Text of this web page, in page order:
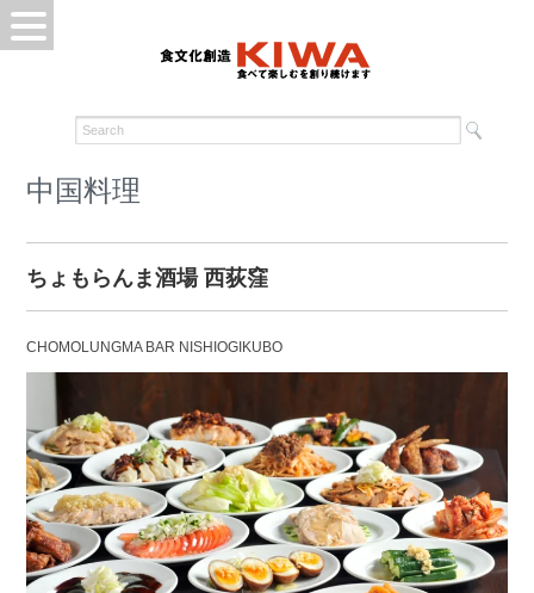
中国料理
ちょもらんま酒場 西荻窪
CHOMOLUNGMA BAR NISHIOGIKUBO